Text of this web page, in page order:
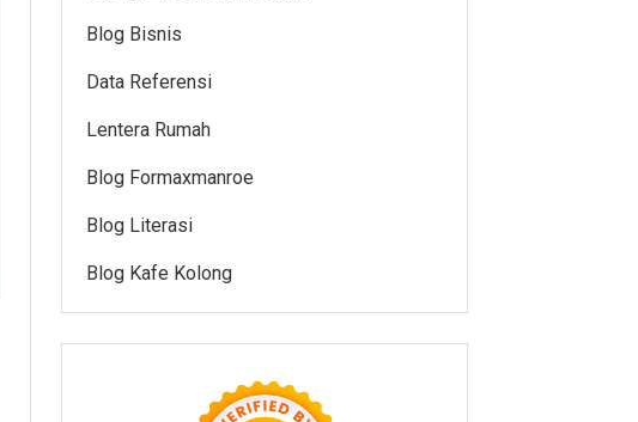
Blog Bisnis
Data Referensi
Lentera Rumah
Blog Formaxmanroe
Blog Literasi
Blog Kafe Kolong